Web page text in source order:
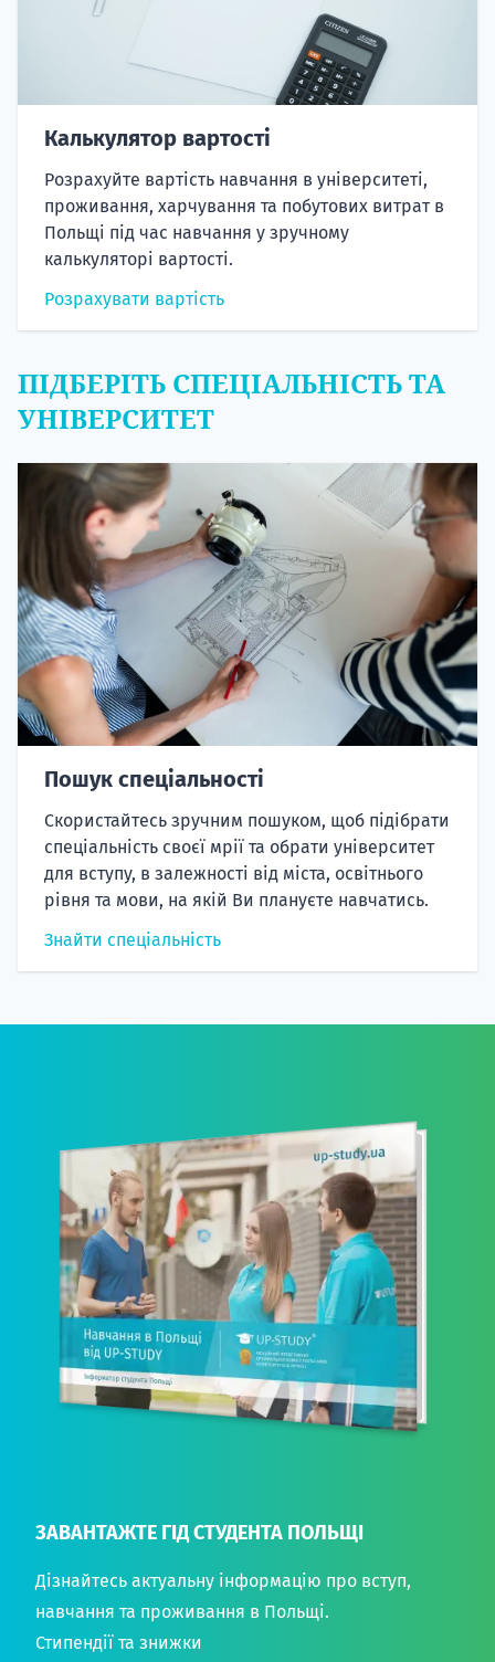
Калькулятор вартості
Розрахуйте вартість навчання в університеті,
проживання, харчування та побутових витрат в
Польщі під час навчання у зручному
калькуляторі вартості.
Розрахувати вартість
ПІДБЕРІТЬ СПЕЦІАЛЬНІСТЬ ТА
УНІВЕРСИТЕТ
Пошук спеціальності
Скористайтесь зручним пошуком, щоб підібрати
спеціальність своєї мрії та обрати університет
для вступу, в залежності від міста, освітнього
рівня та мови, на якій Ви плануєте навчатись.
Знайти спеціальність
ЗАВАНТАЖТЕ ГІД СТУДЕНТА ПОЛЬЩІ
Дізнайтесь актуальну інформацію про вступ,
навчання та проживання в Польщі.
Стипендії та знижки